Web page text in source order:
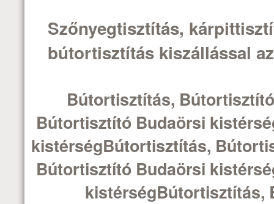
Szőnyegtisztítás,
bútortisztítás kiszállással
Bútortisztítás,
Bútortisztító Budaörsi
kistérségBútortisztítás,
Bútortisztító Budaörsi
kistérségBútortisztítás,